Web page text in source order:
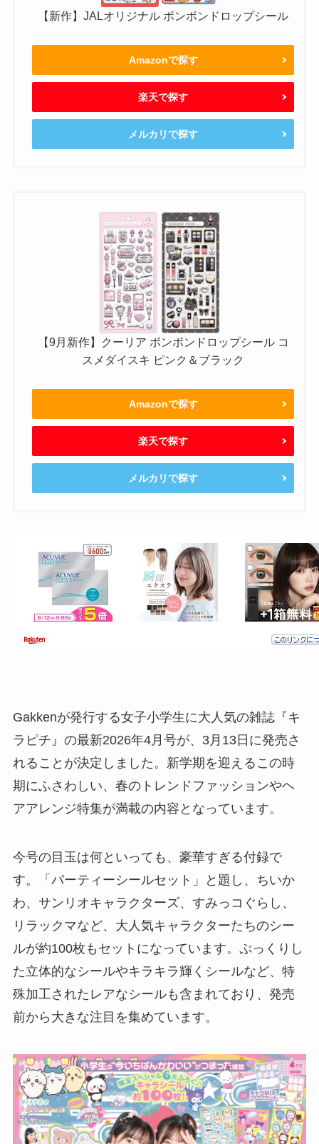
【新作】JALオリジナル ボンボンドロップシール
Amazonで探す
楽天で探す
メルカリで探す
【9月新作】クーリア ボンボンドロップシール コ
スメダイスキ ピンク＆ブラック
Amazonで探す
楽天で探す
メルカリで探す
Gakkenが発行する女子小学生に大人気の雑誌『キ
ラピチ』の最新2026年4月号が、3月13日に発売さ
れることが決定しました。新学期を迎えるこの時
期にふさわしい、春のトレンドファッションやヘ
アアレンジ特集が満載の内容となっています。
今号の目玉は何といっても、豪華すぎる付録で
す。「パーティーシールセット」と題し、ちいか
わ、サンリオキャラクターズ、すみっコぐらし、
リラックマなど、大人気キャラクターたちのシー
ルが約100枚もセットになっています。ぷっくりし
た立体的なシールやキラキラ輝くシールなど、特
殊加工されたレアなシールも含まれており、発売
前から大きな注目を集めています。